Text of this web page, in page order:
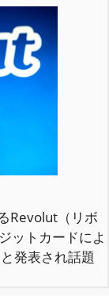
Revolut（リボ
ットカードによ
発表され話題